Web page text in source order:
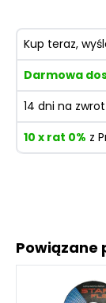
Powiązane
Kup teraz,
Darmowa
14 dni na
10 x rat 0% z